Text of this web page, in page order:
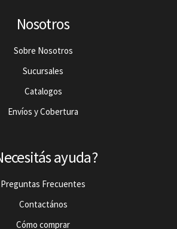
Nosotros
Sobre Nosotros
Sucursales
Catalogos
Envíos y Cobertura
ayuda?
Preguntas Frecuentes
Contactános
Cómo comprar